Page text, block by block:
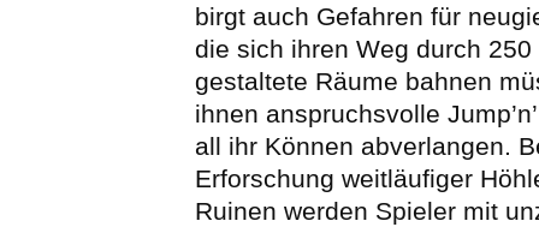
birgt auch Gefahren für
die sich ihren Weg durch
gestaltete Räume bahnen
ihnen anspruchsvolle
all ihr Können abverlangen.
Erforschung weitläufiger
Ruinen werden Spieler mit